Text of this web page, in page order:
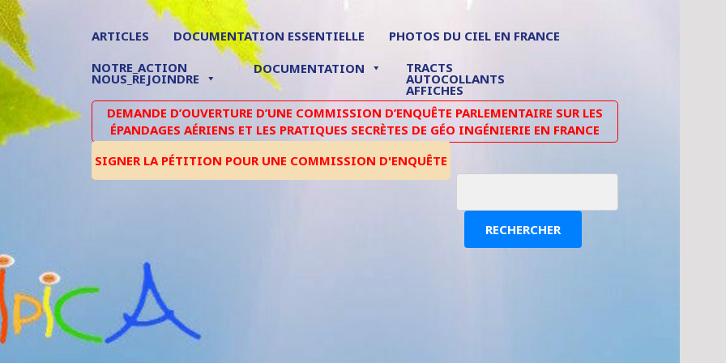
ARTICLES DOCUMENTATION ESSENTIELLE
PHOTOS DU CIEL EN FRANCE
NOTRE_ACTION
NOUS_REJOINDRE
DOCUMENTATION TRACTS
AUTOCOLLANTS
AFFICHES
DEMANDE D’OUVERTURE D’UNE COMMISSION D’ENQUÊTE PARLEMENTAIRE SUR LES
ÉPANDAGES AÉRIENS ET LES PRATIQUES SECRÈTES DE GÉO INGÉNIERIE EN FRANCE
SIGNER LA PÉTITION POUR UNE COMMISSION D'ENQUÊTE
RECHERCHER